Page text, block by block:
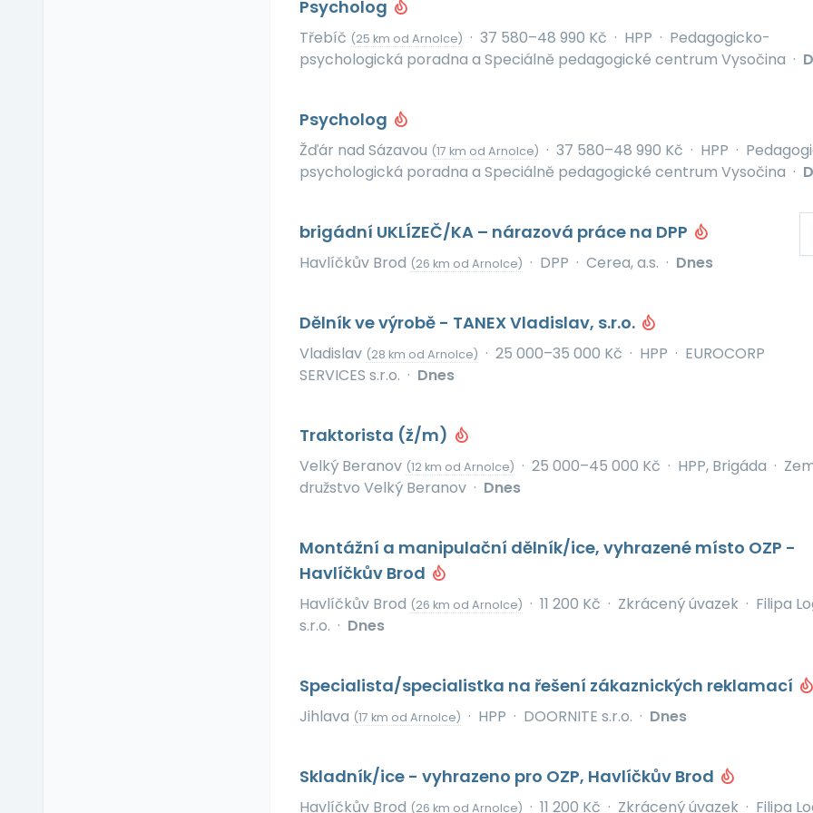
Psycholog
Třebíč (25 km od Arnolce) · 37 580–48 990 Kč · HPP · Pedagogicko-
psychologická poradna a Speciálně pedagogické centrum Vysočina ·
Psycholog
Žďár nad Sázavou (17 km od Arnolce) · 37 580–48 990 Kč · HPP ·
psychologická poradna a Speciálně pedagogické centrum Vysočina ·
brigádní UKLÍZEČ/KA – nárazová práce na DPP
Havlíčkův Brod (26 km od Arnolce) · DPP · Cerea, a.s. · Dnes
Dělník ve výrobě - TANEX Vladislav, s.r.o.
Vladislav (28 km od Arnolce) · 25 000–35 000 Kč · HPP · EUROCORP
SERVICES s.r.o. · Dnes
Traktorista (ž/m)
Velký Beranov (12 km od Arnolce) · 25 000–45 000 Kč · HPP, Brigáda ·
družstvo Velký Beranov · Dnes
Montážní a manipulační dělník/ice, vyhrazené místo OZP -
Havlíčkův Brod
Havlíčkův Brod (26 km od Arnolce) · 11 200 Kč · Zkrácený úvazek · Filipa
s.r.o. · Dnes
Specialista/specialistka na řešení zákaznických reklamací
Jihlava (17 km od Arnolce) · HPP · DOORNITE s.r.o. · Dnes
Skladník/ice - vyhrazeno pro OZP, Havlíčkův Brod
Havlíčkův Brod (26 km od Arnolce) · 11 200 Kč · Zkrácený úvazek · Filipa